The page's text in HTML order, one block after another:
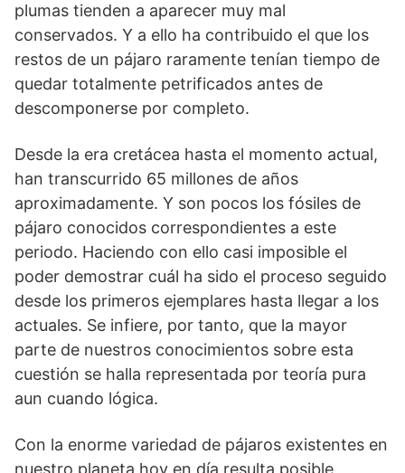
plumas tienden a aparecer muy mal
conservados. Y a ello ha contribuido el que los
restos de un pájaro raramente tenían tiempo de
quedar totalmente petrificados antes de
descomponerse por completo.
Desde la era cretácea hasta el momento actual,
han transcurrido 65 millones de años
aproximadamente. Y son pocos los fósiles de
pájaro conocidos correspondientes a este
periodo. Haciendo con ello casi imposible el
poder demostrar cuál ha sido el proceso seguido
desde los primeros ejemplares hasta llegar a los
actuales. Se infiere, por tanto, que la mayor
parte de nuestros conocimientos sobre esta
cuestión se halla representada por teoría pura
aun cuando lógica.
Con la enorme variedad de pájaros existentes en